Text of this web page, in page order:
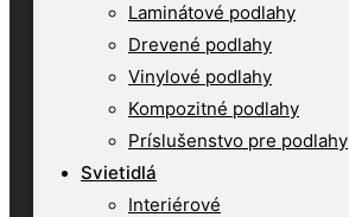
Laminátové podlahy
Drevené podlahy
Vinylové podlahy
Kompozitné podlahy
Príslušenstvo pre podlahy
Svietidlá
Interiérové